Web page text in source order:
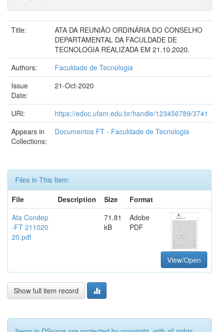
Title:
ATA DA REUNIÃO ORDINÁRIA DO CONSELHO
DEPARTAMENTAL DA FACULDADE DE
TECNOLOGIA REALIZADA EM 21.10.2020.
Authors:
Faculdade de Tecnologia
Issue
Date:
21-Oct-2020
URI:
https://edoc.ufam.edu.br/handle/123456789/3741
Appears in
Collections:
Documentos FT - Faculdade de Tecnologia
Files in This Item:
File
Description Size
Format
Ata Condep
-FT 211020
20.pdf
71.81
kB
Adobe
PDF
View/Open
Show full item record